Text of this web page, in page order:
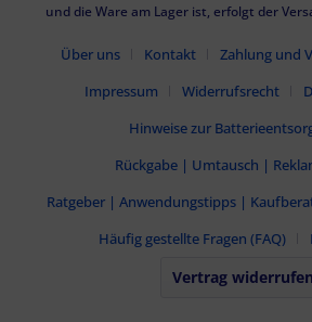
und die Ware am Lager ist, erfolgt der
Über uns Kontakt Zahlung und
Impressum
Widerrufsrecht
Hinweise zur
Rückgabe | Umtausch |
Ratgeber | Anwendungstipps |
Häufig gestellte Fragen (FAQ)
Vertrag widerrufen